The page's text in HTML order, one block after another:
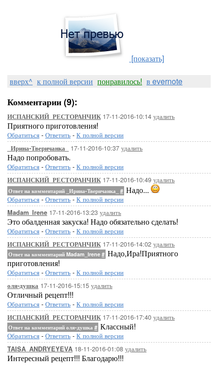
[показать]
вверх^ к полной версии понравилось! в evernote
Комментарии (9):
ИСПАНСКИЙ_РЕСТОРАНЧИК17-11-2016-10:14 удалить
Приятного приготовления!
Обратиться - Ответить - К полной версии
_Ирина-Тверичанка_ 17-11-2016-10:37 удалить
Надо попробовать.
Обратиться - Ответить - К полной версии
ИСПАНСКИЙ_РЕСТОРАНЧИК17-11-2016-10:49 удалить
Ответ на комментарий _Ирина-Тверичанка_ # Надо...
Обратиться - Ответить - К полной версии
Madam_Irene 17-11-2016-13:23 удалить
Это обалденная закуска! Надо обязательно сделать!
Обратиться - Ответить - К полной версии
ИСПАНСКИЙ_РЕСТОРАНЧИК17-11-2016-14:02 удалить
Ответ на комментарий Madam_Irene # Надо,Ира!Приятного
приготовления!
Обратиться - Ответить - К полной версии
оля-душка 17-11-2016-15:15 удалить
Отличный рецепт!!!
Обратиться - Ответить - К полной версии
ИСПАНСКИЙ_РЕСТОРАНЧИК17-11-2016-17:40 удалить
Ответ на комментарий оля-душка # Классный!
Обратиться - Ответить - К полной версии
TAISA_ANDRYEYEVA 18-11-2016-01:08 удалить
Интересный рецепт!!! Благодарю!!!